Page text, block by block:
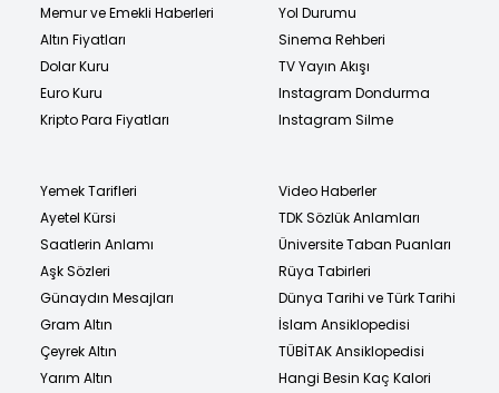
Memur ve Emekli Haberleri
Altın Fiyatları
Dolar Kuru
Euro Kuru
Kripto Para Fiyatları
Yol Durumu
Sinema Rehberi
TV Yayın Akışı
Instagram Dondurma
Instagram Silme
Yemek Tarifleri
Ayetel Kürsi
Saatlerin Anlamı
Aşk Sözleri
Günaydın Mesajları
Gram Altın
Çeyrek Altın
Yarım Altın
Video Haberler
TDK Sözlük Anlamları
Üniversite Taban Puanları
Rüya Tabirleri
Dünya Tarihi ve Türk Tarihi
İslam Ansiklopedisi
TÜBİTAK Ansiklopedisi
Hangi Besin Kaç Kalori